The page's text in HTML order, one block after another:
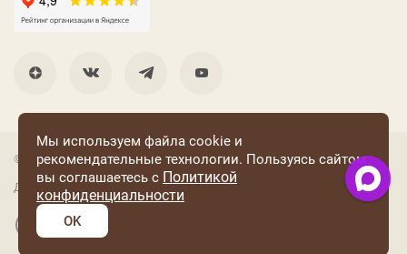
© 2001 Группа компаний «Конфаэль»
Дизайн —RUSO
Разработка и поддержка сайта: «Четвертый Рим»
Мы используем файла cookie и
рекомендательные технологии. Пользуясь сайтом
вы соглашаетесь с Политикой
конфиденциальности
OK